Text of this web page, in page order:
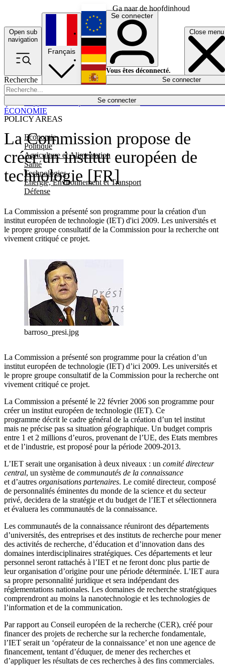
Ga naar de hoofdinhoud
Open sub
navigation
Close menu
Recherche
Se connecter
POLICY AREAS
Economie
Politique
Agriculture et Alimentation
Santé
Technologies
Energie, Environnement et Transport
Défense
Économie
Français
English
Deutsch
Español
Se connecter
Vous êtes déconnecté.
Se connecter
La Commission propose de
créer un institut européen de
technologie [FR]
La Commission a présenté son programme pour la création d'un
institut européen de technologie (IET) d'ici 2009. Les universités et
le propre groupe consultatif de la Commission pour la recherche ont
vivement critiqué ce projet.
ÉCONOMIE
barroso_presi.jpg
La Commission a présenté son programme pour la création d’un
institut européen de technologie (IET) d’ici 2009. Les universités et
le propre groupe consultatif de la Commission pour la recherche ont
vivement critiqué ce projet.
La Commission a présenté le 22 février 2006 son programme pour
créer un institut européen de technologie (IET). Ce
programme décrit le cadre général de la création d’un tel institut
mais ne précise pas sa situation géographique. Un budget compris
entre 1 et 2 millions d’euros, provenant de l’UE, des Etats membres
et de l’industrie, est proposé pour la période 2009-2013.
L’IET serait une organisation à deux niveaux : un comité directeur
central, un système de communautés de la connaissance
et d’autres organisations partenaires. Le comité directeur, composé
de personnalités éminentes du monde de la science et du secteur
privé, decidera de la stratégie et du budget de l’IET et sélectionnera
et évaluera les communautés de la connaissance.
Les communautés de la connaissance réuniront des départements
d’universités, des entreprises et des instituts de recherche pour mener
des activités de recherche, d’éducation et d’innovation dans des
domaines interdisciplinaires stratégiques. Ces départements et leur
personnel seront rattachés à l’IET et ne feront donc plus partie de
leur organisation d’origine pour une période déterminée. L’IET aura
sa propre personnalité juridique et sera indépendant des
réglementations nationales. Les domaines de recherche stratégiques
comprendront au moins la nanotechnologie et les technologies de
l’information et de la communication.
Par rapport au Conseil européen de la recherche (CER), créé pour
financer des projets de recherche sur la recherche fondamentale,
l’IET serait un ‘opérateur de la connaissance’ et non une agence de
financement, tentant d’éduquer, de mener des recherches et
d’appliquer les résultats de ces recherches à des fins commerciales.